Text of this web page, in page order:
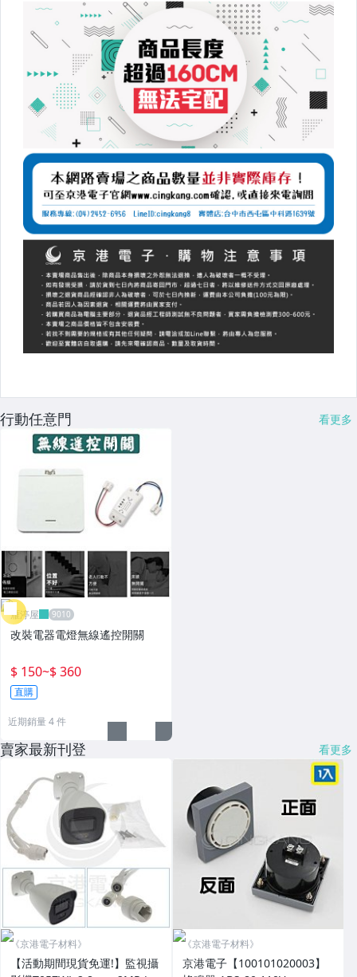
行動任意門 看更多
雁渟屋
改裝電器電燈無線遙控開關
$ 150~$ 360
直購
近期銷量 4 件
賣家最新刊登 看更多
《京港電子材料》
【活動期間現貨免運!】監視攝
《京港電子材料》
京港電子【100101020003】